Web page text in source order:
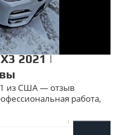
2021 |
из США — отзыв
работа,